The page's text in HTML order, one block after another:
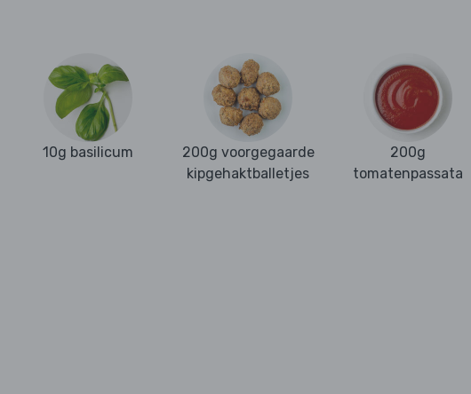
10g basilicum
200g voorgegaarde
kipgehaktballetjes
200g
tomatenpassata